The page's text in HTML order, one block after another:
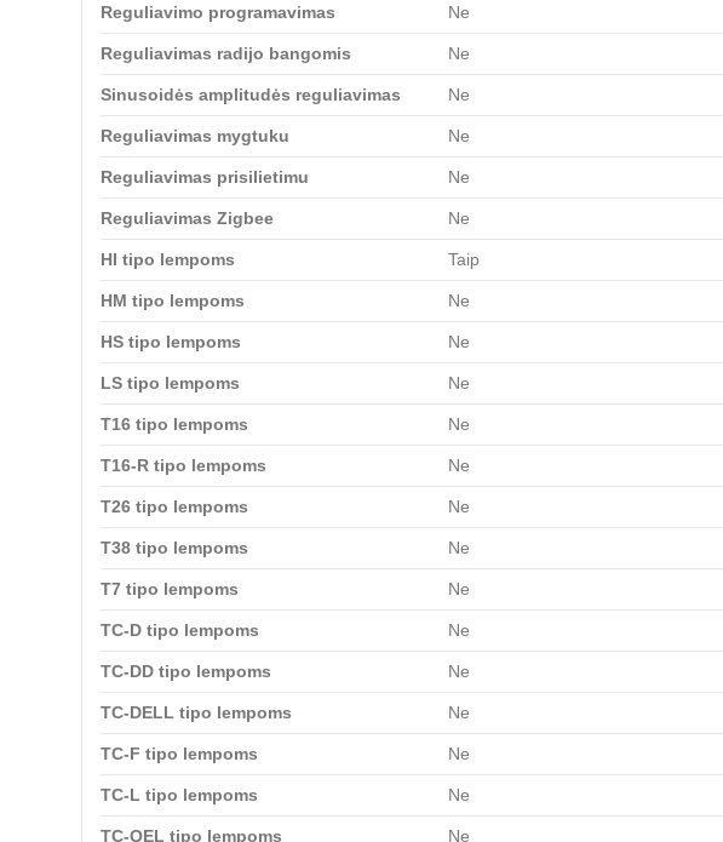
Reguliavimo programavimas Ne
Reguliavimas radijo bangomis Ne
Sinusoidės amplitudės reguliavimas Ne
Reguliavimas mygtuku Ne
Reguliavimas prisilietimu Ne
Reguliavimas Zigbee Ne
HI tipo lempoms Taip
HM tipo lempoms Ne
HS tipo lempoms Ne
LS tipo lempoms Ne
T16 tipo lempoms Ne
T16-R tipo lempoms Ne
T26 tipo lempoms Ne
T38 tipo lempoms Ne
T7 tipo lempoms Ne
TC-D tipo lempoms Ne
TC-DD tipo lempoms Ne
TC-DELL tipo lempoms Ne
TC-F tipo lempoms Ne
TC-L tipo lempoms Ne
TC-QEL tipo lempoms Ne